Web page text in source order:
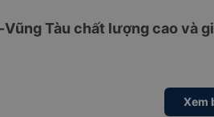
Tàu chất lượng cao và
Xem